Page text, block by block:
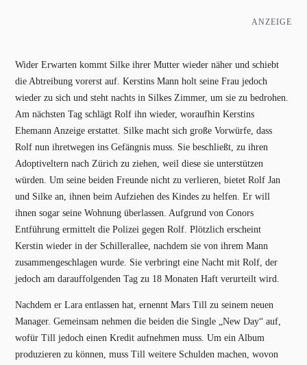
ANZEIGE
Wider Erwarten kommt Silke ihrer Mutter wieder näher und schiebt
die Abtreibung vorerst auf. Kerstins Mann holt seine Frau jedoch
wieder zu sich und steht nachts in Silkes Zimmer, um sie zu bedrohen.
Am nächsten Tag schlägt Rolf ihn wieder, woraufhin Kerstins
Ehemann Anzeige erstattet. Silke macht sich große Vorwürfe, dass
Rolf nun ihretwegen ins Gefängnis muss. Sie beschließt, zu ihren
Adoptiveltern nach Zürich zu ziehen, weil diese sie unterstützen
würden. Um seine beiden Freunde nicht zu verlieren, bietet Rolf Jan
und Silke an, ihnen beim Aufziehen des Kindes zu helfen. Er will
ihnen sogar seine Wohnung überlassen. Aufgrund von Conors
Entführung ermittelt die Polizei gegen Rolf. Plötzlich erscheint
Kerstin wieder in der Schillerallee, nachdem sie von ihrem Mann
zusammengeschlagen wurde. Sie verbringt eine Nacht mit Rolf, der
jedoch am darauffolgenden Tag zu 18 Monaten Haft verurteilt wird.
Nachdem er Lara entlassen hat, ernennt Mars Till zu seinem neuen
Manager. Gemeinsam nehmen die beiden die Single „New Day“ auf,
wofür Till jedoch einen Kredit aufnehmen muss. Um ein Album
produzieren zu können, muss Till weitere Schulden machen, wovon